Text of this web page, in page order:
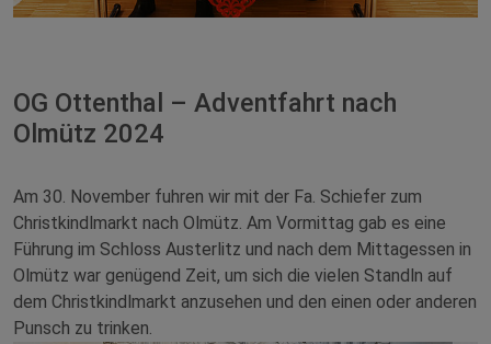
OG Ottenthal – Adventfahrt nach
Olmütz 2024
Am 30. November fuhren wir mit der Fa. Schiefer zum
Christkindlmarkt nach Olmütz. Am Vormittag gab es eine
Führung im Schloss Austerlitz und nach dem Mittagessen in
Olmütz war genügend Zeit, um sich die vielen Standln auf
dem Christkindlmarkt anzusehen und den einen oder anderen
Punsch zu trinken.